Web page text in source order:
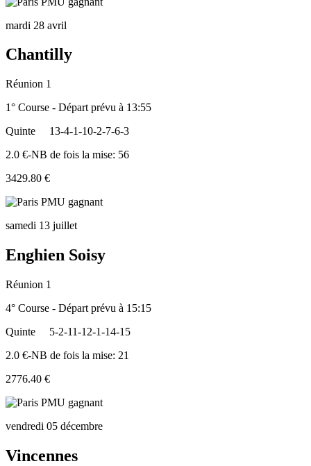
mardi 28 avril
Chantilly
Réunion 1
1° Course - Départ prévu à 13:55
Quinte
13-4-1-10-2-7-6-3
2.0 €-NB de fois la mise: 56
3429.80 €
samedi 13 juillet
Enghien Soisy
Réunion 1
4° Course - Départ prévu à 15:15
Quinte
5-2-11-12-1-14-15
2.0 €-NB de fois la mise: 21
2776.40 €
vendredi 05 décembre
Vincennes